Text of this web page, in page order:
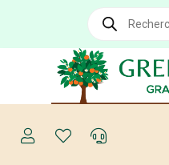
Recherche
produits